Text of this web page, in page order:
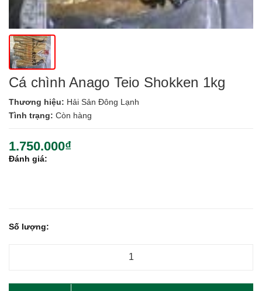
Cá chình Anago Teio Shokken 1kg
Thương hiệu: Hải Sản Đông Lạnh
Tình trạng: Còn hàng
1.750.000₫
Đánh giá:
Số lượng: